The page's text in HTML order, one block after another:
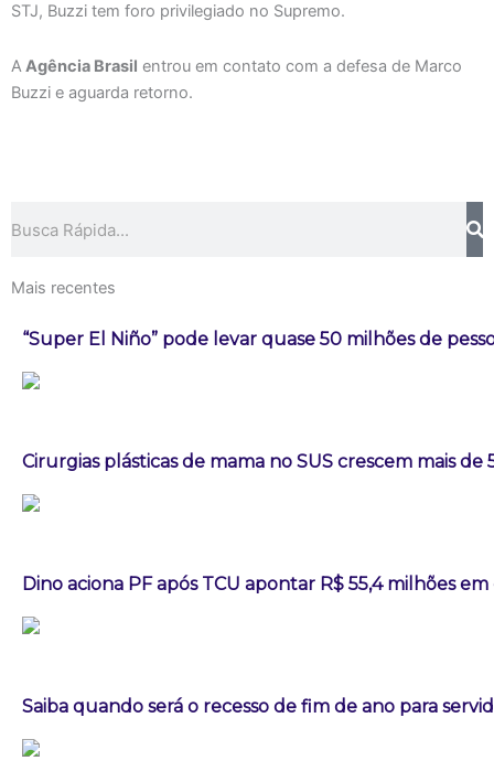
STJ, Buzzi tem foro privilegiado no Supremo.
AAgência Brasil entrou em contato com a defesa de Marco
Buzzi e aguarda retorno.
Mais recentes
“Super El Niño” pode levar quase 50 milhões de
Cirurgias plásticas de mama no SUS crescem mais de
Dino aciona PF após TCU apontar R$ 55,4 milhões
Saiba quando será o recesso de fim de ano para